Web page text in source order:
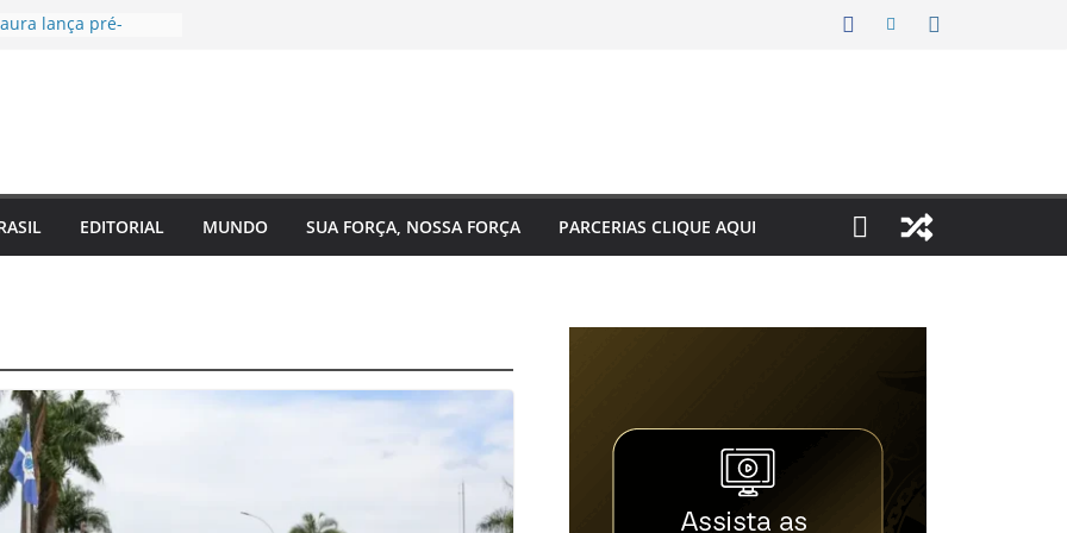
lança pré-
social
EUA e Bélgica
Eixo 2 do Plano
Amazonas e reforça
o
do estado
reforma urgente
de ônibus e
para
em Manaus
EDITORIAL MUNDO SUA FORÇA, NOSSA FORÇA PARCERIAS CLIQUE AQUI